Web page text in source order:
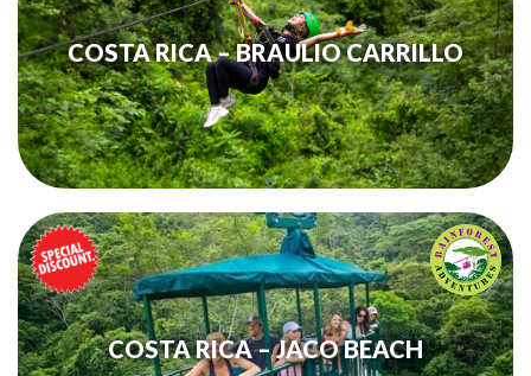
COSTA RICA – BRAULIO CARRILLO
COSTA RICA – JACO BEACH